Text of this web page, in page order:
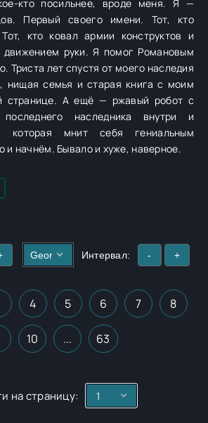
кто посильнее, вроде меня. Я —
Первый своего имени. Тот, кто
кто ковал армии конструктов и
руки. Я помог Романовым
Триста лет спустя от моего наследия
нищая семья и старая книга с моим
странице. А ещё — ржавый робот с
наследника внутри и
которая мнит себя гениальным
и начнём. Бывало и хуже, наверное.
Интервал: - +
4 5 6 7 8
10 ... 63
на страницу: